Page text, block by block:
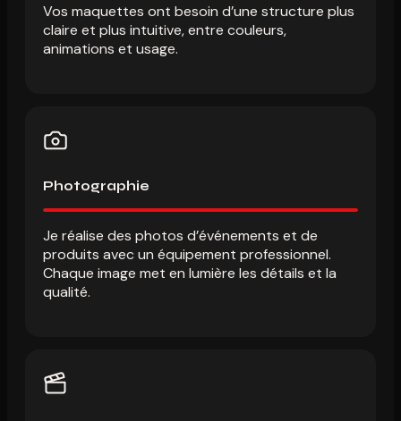
Vos maquettes ont besoin d’une structure plus
claire et plus intuitive, entre couleurs,
animations et usage.
Photographie
Je réalise des photos d’événements et de
produits avec un équipement professionnel.
Chaque image met en lumière les détails et la
qualité.